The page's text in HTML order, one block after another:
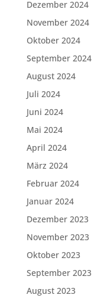
Dezember 2024
November 2024
Oktober 2024
September 2024
August 2024
Juli 2024
Juni 2024
Mai 2024
April 2024
März 2024
Februar 2024
Januar 2024
Dezember 2023
November 2023
Oktober 2023
September 2023
August 2023